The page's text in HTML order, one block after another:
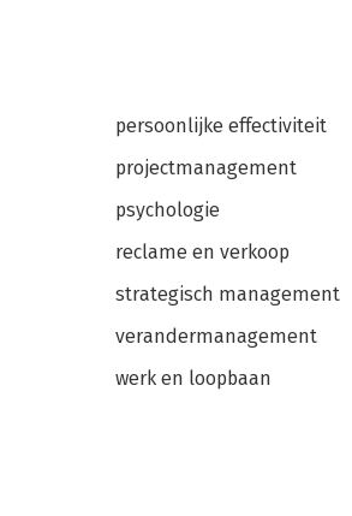
persoonlijke effectiviteit
projectmanagement
psychologie
reclame en verkoop
strategisch management
verandermanagement
werk en loopbaan